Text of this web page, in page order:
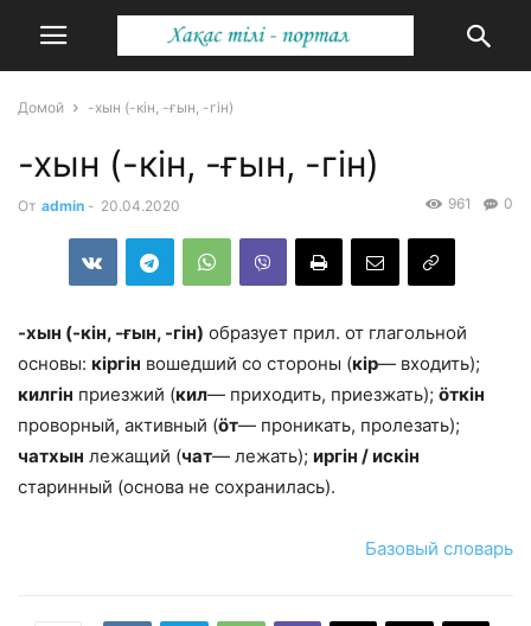
Домой -хын (-кін, -ғын, -гін)
-хын (-кін, -ғын, -гін)
От admin - 20.04.2020 0
961
-хын (-кін, -ғын, -гін) образует прил. от глагольной
основы: кіргін вошедший со стороны (кір— входить);
килгін приез­жий (кил— приходить, приезжать); ӧткін
проворный, активный (ӧт— проникать, пролезать);
чатхын лежащий (чат— ле­жать); иргін / искін
старинный (основа не сохранилась).
Базовый словарь